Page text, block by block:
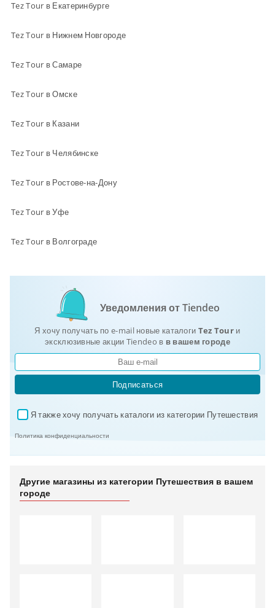
Tez Tour в Екатеринбурге
Tez Tour в Нижнем Новгороде
Tez Tour в Самаре
Tez Tour в Омске
Tez Tour в Казани
Tez Tour в Челябинске
Tez Tour в Ростове-на-Дону
Tez Tour в Уфе
Tez Tour в Волгограде
Уведомления от Tiendeo
Я хочу получать по e-mail новые каталоги Tez Tour и
эксклюзивные акции Tiendeo в в вашем городе
Подписаться
Я также хочу получать каталоги из категории Путешествия
Политика конфиденциальности
Другие магазины из категории Путешествия в вашем
городе